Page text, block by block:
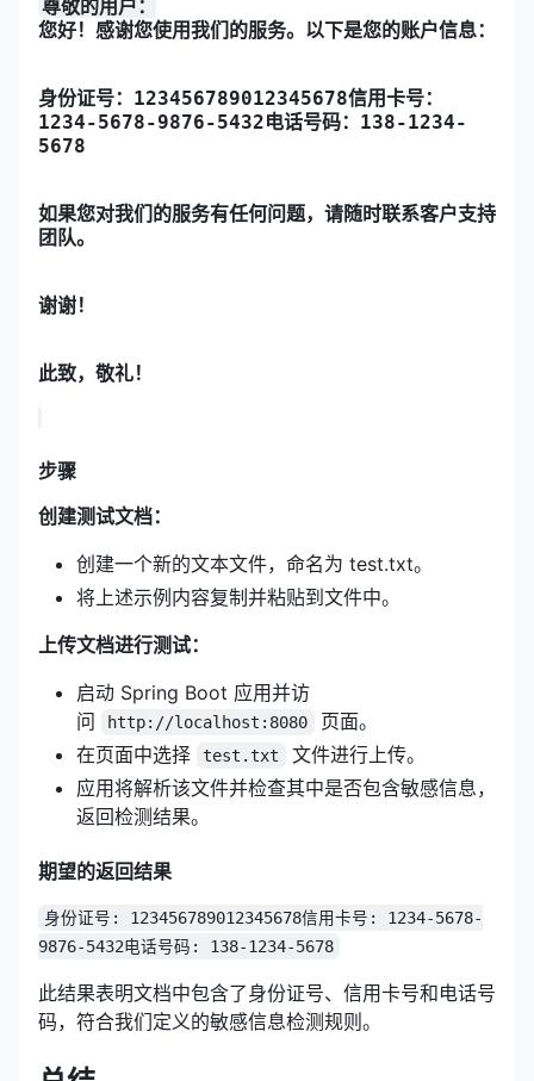
您好！感谢您使用我们的服务。以下是您的账户信息：
身份证号：123456789012345678信用卡号：
1234-5678-9876-5432电话号码：138-1234-
5678
如果您对我们的服务有任何问题，请随时联系客户支持
团队。
谢谢！
此致， 敬礼！
步骤
创建测试文档：
创建一个新的文本文件，命名为 test.txt。
将上述示例内容复制并粘贴到文件中。
上传文档进行测试：
启动 Spring Boot 应用并访
问
http://localhost:8080
页面。
在页面中选择
test.txt
文件进行上传。
应用将解析该文件并检查其中是否包含敏感信息，
返回检测结果。
期望的返回结果
身份证号: 123456789012345678信用卡号: 1234-5678-
9876-5432电话号码: 138-1234-5678
此结果表明文档中包含了身份证号、信用卡号和电话号
码，符合我们定义的敏感信息检测规则。